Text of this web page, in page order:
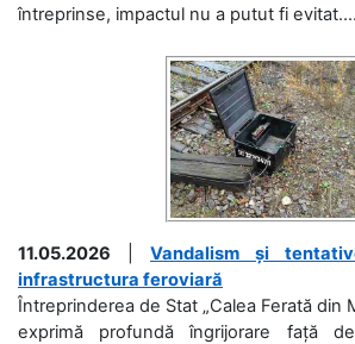
întreprinse, impactul nu a putut fi evitat....
11.05.2026
Vandalism și
infrastructura feroviară
Întreprinderea de Stat „Calea Ferată din
exprimă profundă îngrijorare față